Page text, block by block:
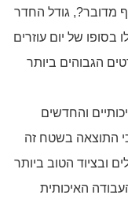
מדובר?, גודל החדר
של יום עוזרים
הגבוהים ביותר
והחדשים
התוצאה בשטח זה
ובציוד הטוב ביותר
האיכותית